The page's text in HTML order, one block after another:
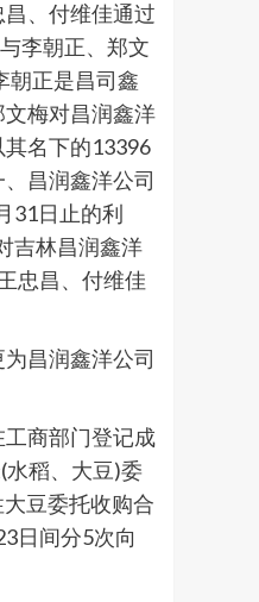
、付维佳通过
李朝正、郑文
朝正是昌司鑫
梅对昌润鑫洋
名下的13396
昌润鑫洋公司
31日止的利
吉林昌润鑫洋
忠昌、付维佳
昌润鑫洋公司
商部门登记成
稻、大豆)委
豆委托收购合
日间分5次向